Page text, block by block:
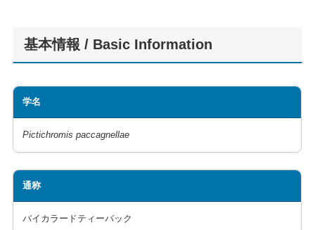
基本情報 / Basic Information
学名
Pictichromis paccagnellae
通称
バイカラードティーバック